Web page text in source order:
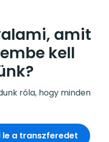
amit
kell
róla, hogy minden
le a transzferedet